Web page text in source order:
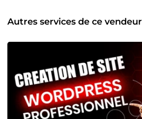
Autres services de ce vendeur